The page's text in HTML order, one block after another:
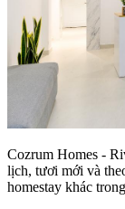
Cozrum Homes -
lịch, tươi mới và
homestay khác